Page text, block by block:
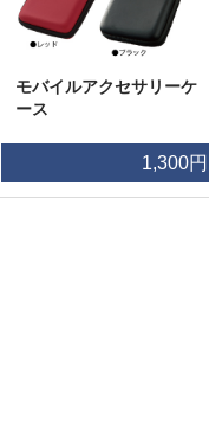
モバイルアクセサリーケ
ース
1,300円